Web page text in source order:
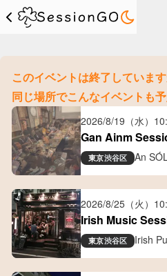
このイベントは終了しています
同じ場所でこんなイベントも
2026/8/19（水）
Gan Ainm
東京渋谷区 An
2026/8/25（火）
Irish Music
Tokyo
東京渋谷区
Irish
アイリ